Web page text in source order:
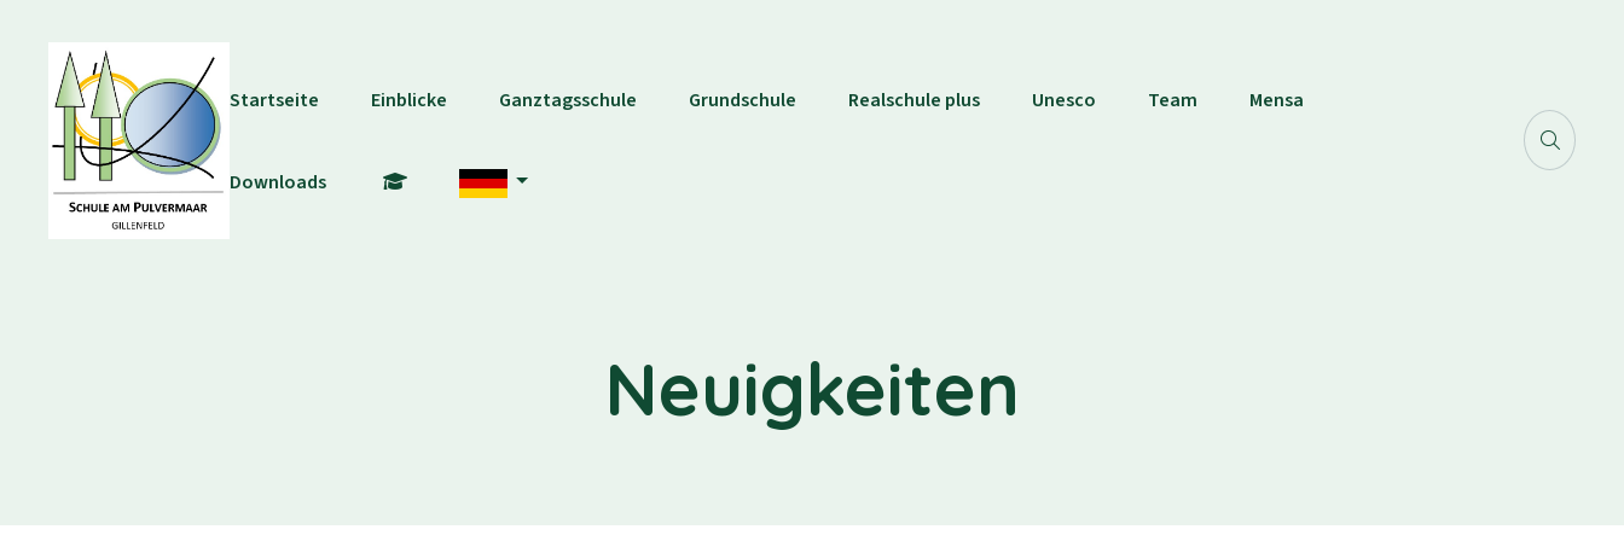
Startseite Einblicke Ganztagsschule Grundschule Realschule plus Unesco Team Mensa
Downloads
Neuigkeiten